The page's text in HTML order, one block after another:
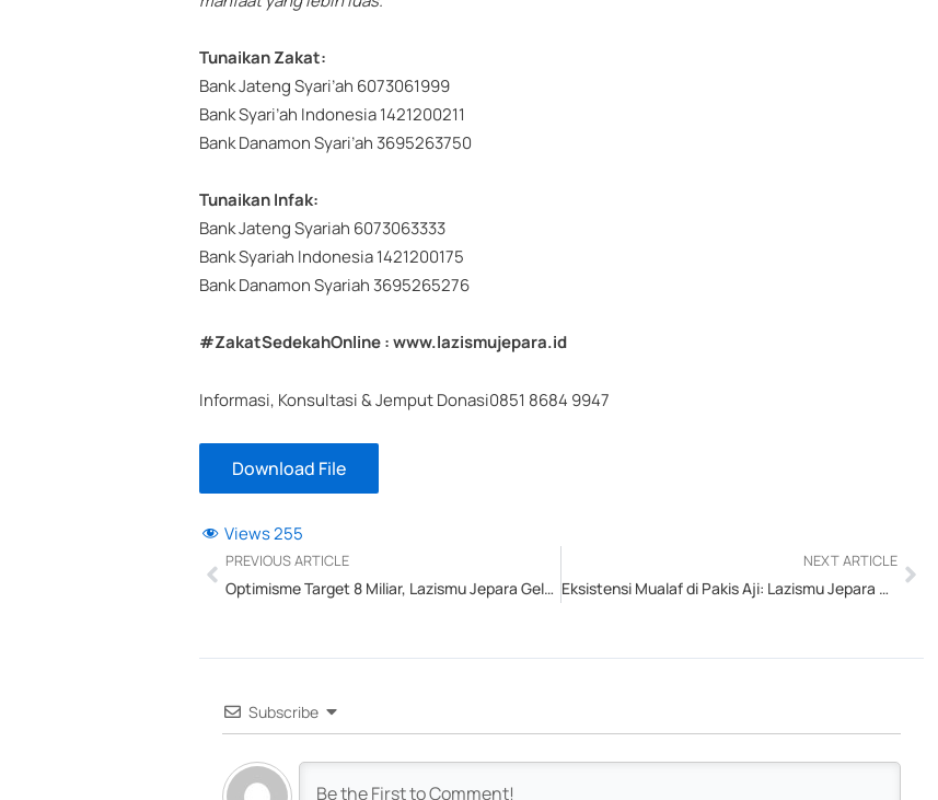
Tunaikan Zakat:
Bank Jateng Syari’ah 6073061999
Bank Syari’ah Indonesia 1421200211
Bank Danamon Syari’ah 3695263750
Tunaikan Infak:
Bank Jateng Syariah 6073063333
Bank Syariah Indonesia 1421200175
Bank Danamon Syariah 3695265276
#ZakatSedekahOnline : www.lazismujepara.id
Informasi, Konsultasi & Jemput Donasi0851 8684 9947
Download File
Views255
Prev
PREVIOUS ARTICLE
Optimisme Target 8 Miliar, Lazismu Jepara Gelar Safari Zakat Ramadhan 1447 H di Blimbingrejo
NEXT ARTICLE
Eksistensi Mualaf di Pakis Aji: Lazismu Jepara dan PCM Pakis Aji Gelar Kajian KIAM serta Penyaluran Kado Ramadhan
Next
Subscribe